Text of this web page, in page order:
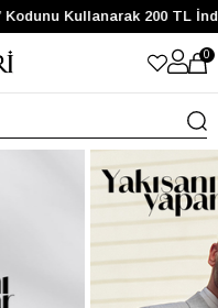
Kullanarak 200 TL İndirim
0